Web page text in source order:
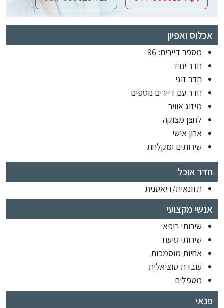
אכלוס ואפיון
מספר דיירים: 96
חדר יחיד
חדר זוגי
חדר עם דיירים נוספים
מיזוג אוויר
לחצן מצוקה
ארון אישי
שירותים ומקלחת
חדר אוכל
תזונאית/דיאטנית
אנשי מקצועי
שירותי רופא
שירותי סיעוד
אחיות מוסמכות
עובדת סוציאלית
מטפלים
פנאי